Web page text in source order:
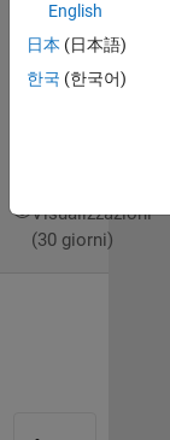
Risposta
accettata
Visualizzazioni
(30 giorni)
English
日本 (日本語)
한국 (한국어)